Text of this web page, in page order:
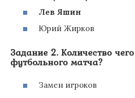
Лев Яшин
Юрий Жирков
Задание 2. Количество
футбольного матча?
Замен игроков